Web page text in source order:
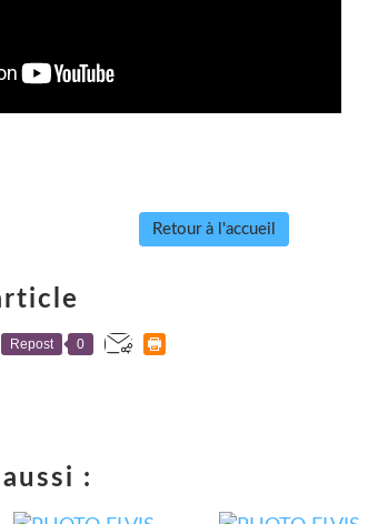
Retour à l'accueil
Repost 0
: